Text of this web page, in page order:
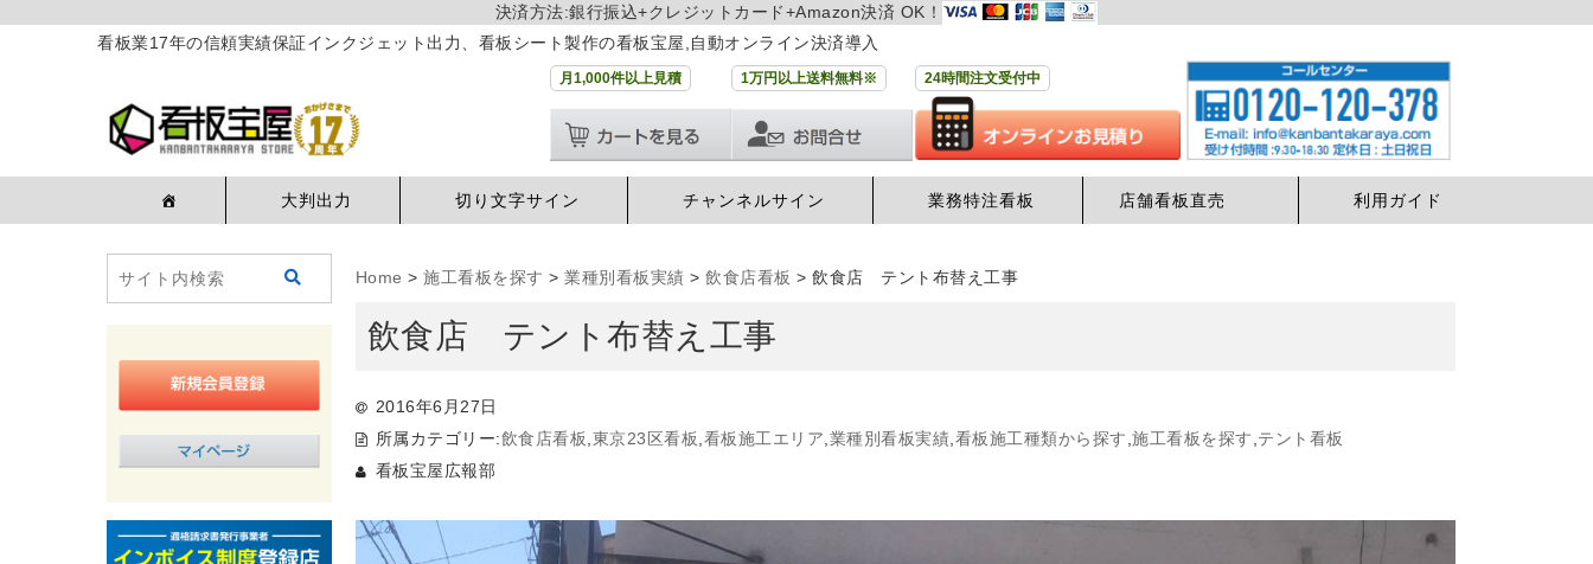
決済方法:銀行振込+クレジットカード+Amazon決済 OK！
看板業17年の信頼実績保証インクジェット出力、看板シート製作の看板宝屋,自動オンライン決済導入
月1,000件以上見積 1万円以上送料無料※ 24時間注文受付中
大判出力 切り文字サイン チャンネルサイン 業務特注看板 店舗看板直売 利用ガイド
Home > 施工看板を探す > 業種別看板実績 > 飲食店看板 > 飲食店 テント布替え工事
飲食店 テント布替え工事
2016年6月27日
所属カテゴリー:飲食店看板 東京23区看板 看板施工エリア 業種別看板実績 看板施工種類から探す ,施工看板を探す テント看板
看板宝屋広報部